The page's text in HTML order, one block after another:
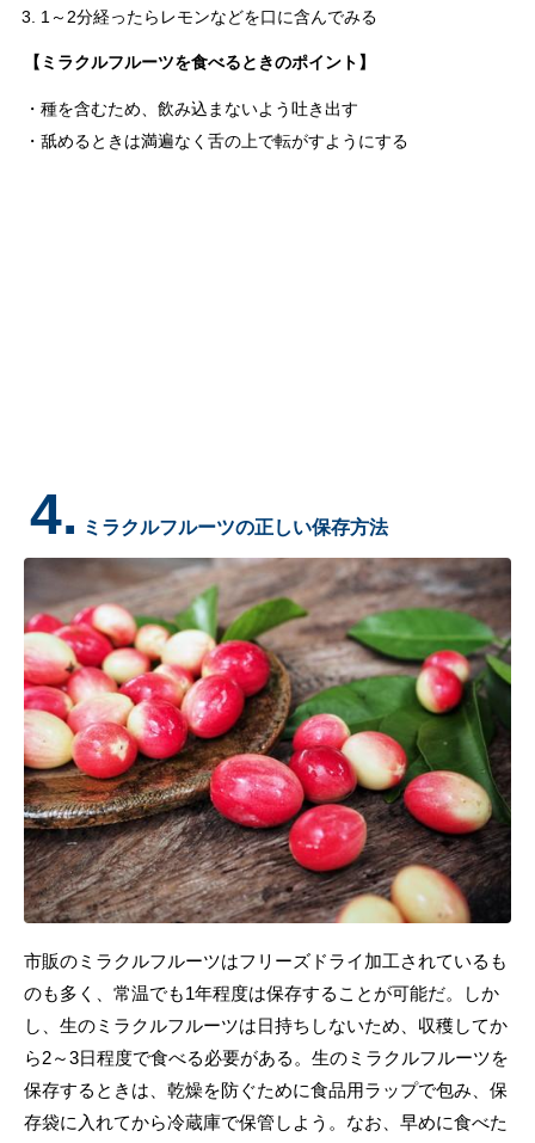
1～2分経ったらレモンなどを口に含んでみる
【ミラクルフルーツを食べるときのポイント】
種を含むため、飲み込まないよう吐き出す
舐めるときは満遍なく舌の上で転がすようにする
4. ミラクルフルーツの正しい保存方法
市販のミラクルフルーツはフリーズドライ加工されているも
のも多く、常温でも1年程度は保存することが可能だ。しか
し、生のミラクルフルーツは日持ちしないため、収穫してか
ら2～3日程度で食べる必要がある。生のミラクルフルーツを
保存するときは、乾燥を防ぐために食品用ラップで包み、保
存袋に入れてから冷蔵庫で保管しよう。なお、早めに食べた